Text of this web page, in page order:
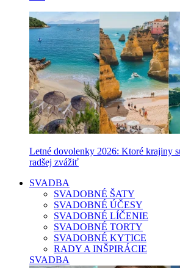
Letné dovolenky 2026: Ktoré krajiny
radšej zvážiť
SVADBA
SVADOBNÉ ŠATY
SVADOBNÉ ÚČESY
SVADOBNÉ LÍČENIE
SVADOBNÉ TORTY
SVADOBNÉ KYTICE
RADY A INŠPIRÁCIE
SVADBA